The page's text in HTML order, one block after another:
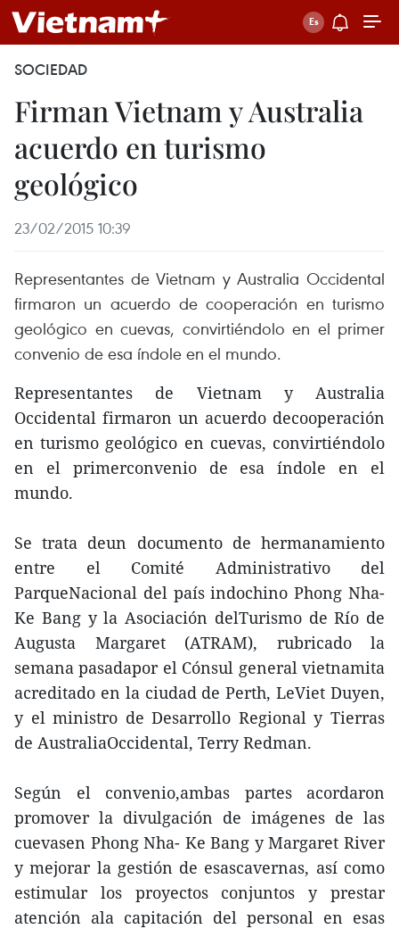
SOCIEDAD
Firman Vietnam y Australia
acuerdo en turismo
geológico
23/02/2015 10:39
Representantes de Vietnam y Australia Occidental
firmaron un acuerdo de cooperación en turismo
geológico en cuevas, convirtiéndolo en el primer
convenio de esa índole en el mundo.
Representantes de Vietnam y Australia
Occidental firmaron un acuerdo decooperación
en turismo geológico en cuevas, convirtiéndolo
en el primerconvenio de esa índole en el
mundo.
Se trata deun documento de hermanamiento
entre el Comité Administrativo del
ParqueNacional del país indochino Phong Nha-
Ke Bang y la Asociación delTurismo de Río de
Augusta Margaret (ATRAM), rubricado la
semana pasadapor el Cónsul general vietnamita
acreditado en la ciudad de Perth, LeViet Duyen,
y el ministro de Desarrollo Regional y Tierras
de AustraliaOccidental, Terry Redman.
Según el convenio,ambas partes acordaron
promover la divulgación de imágenes de las
cuevasen Phong Nha- Ke Bang y Margaret River
y mejorar la gestión de esascavernas, así como
estimular los proyectos conjuntos y prestar
atención ala capitación del personal en esas